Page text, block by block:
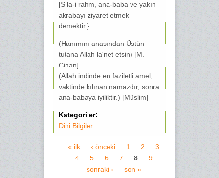
[Sıla-i rahm, ana-baba ve yakın
akrabayı ziyaret etmek
demektir.}
(Hanımını anasından Üstün
tutana Allah la'net etsin) [M.
Cinan]
(Allah indinde en faziletli amel,
vaktinde kılınan namazdır, sonra
ana-babaya iyiliktir.) [Müslim]
Kategoriler:
Dini Bilgiler
Sayfalar
« ilk ‹ önceki 1 2
3
4
5 6 7 8
9
sonraki ›
son »